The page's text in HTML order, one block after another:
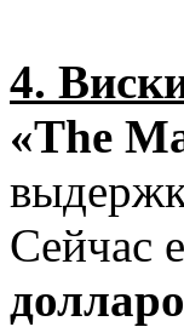
4.
«The
Сейчас